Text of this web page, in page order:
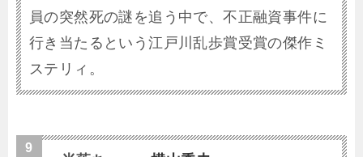
員の突然死の謎を追う中で、不正融資事件に
行き当たるという江戸川乱歩賞受賞の傑作ミ
ステリィ。